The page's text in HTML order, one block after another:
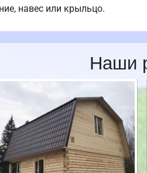
навес или крыльцо.
Наши